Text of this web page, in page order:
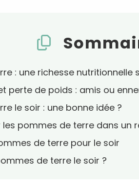
: une richesse
perte de poids : amis ou
le soir : une bonne idée ?
pommes de terre dans un
de terre pour le soir
de terre le soir ?